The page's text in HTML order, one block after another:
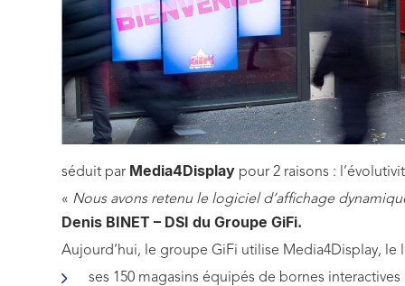
séduit par Media4Display pour 2 raisons :
« Nous avons retenu le logiciel d’affichage
Denis BINET – DSI du Groupe GiFi.
Aujourd’hui, le groupe GiFi utilise Media4Display, le
ses 150 magasins équipés de bornes interactives